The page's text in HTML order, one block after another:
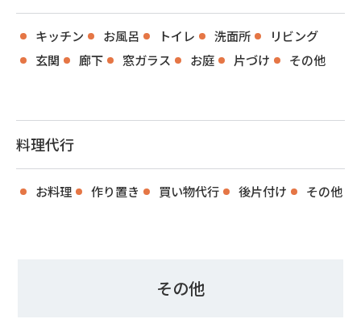
キッチン お風呂 トイレ 洗面所
リビング
玄関
廊下 窓ガラス お庭 片づけ その他
料理代行
お料理 作り置き 買い物代行 後片付け その他
その他